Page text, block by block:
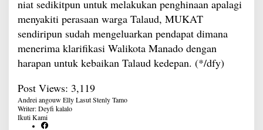
niat sedikitpun untuk melakukan penghinaan apalagi
menyakiti perasaan warga Talaud, MUKAT
sendiripun sudah mengeluarkan pendapat dimana
menerima klarifikasi Walikota Manado dengan
harapan untuk kebaikan Talaud kedepan. (*/dfy)
Post Views: 3,119
Andrei angouwElly LasutStenly Tamo
Writer: Deyfi kalalo
Ikuti Kami